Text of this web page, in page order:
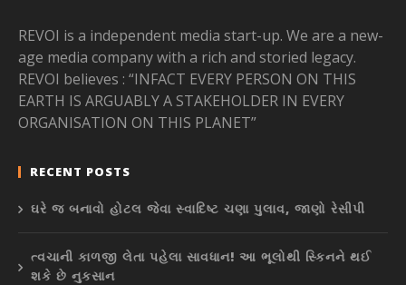
REVOI is a independent media start-up. We are a new-
age media company with a rich and storied legacy.
REVOI believes : “INFACT EVERY PERSON ON THIS
EARTH IS ARGUABLY A STAKEHOLDER IN EVERY
ORGANISATION ON THIS PLANET”
RECENT POSTS
ઘરે જ બનાવો હોટલ જેવા સ્વાદિષ્ટ ચણા પુલાવ, જાણો રેસીપી
ત્વચાની કાળજી લેતા પહેલા સાવધાન! આ ભૂલોથી સ્કિનને થઈ
શકે છે નુકસાન